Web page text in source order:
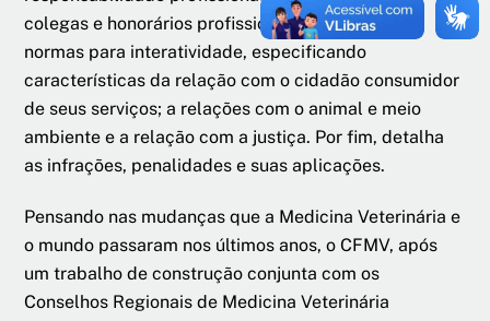
colegas e honorários profissionais. Traz também
normas para interatividade, especificando
características da relação com o cidadão consumidor
de seus serviços; a relações com o animal e meio
ambiente e a relação com a justiça. Por fim, detalha
as infrações, penalidades e suas aplicações.
Pensando nas mudanças que a Medicina Veterinária e
o mundo passaram nos últimos anos, o CFMV, após
um trabalho de construção conjunta com os
Conselhos Regionais de Medicina Veterinária